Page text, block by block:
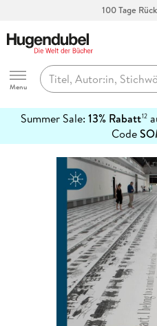
Hugendubel
Menu
Summer Sale: 13% Rabatt12
Code
erfahren